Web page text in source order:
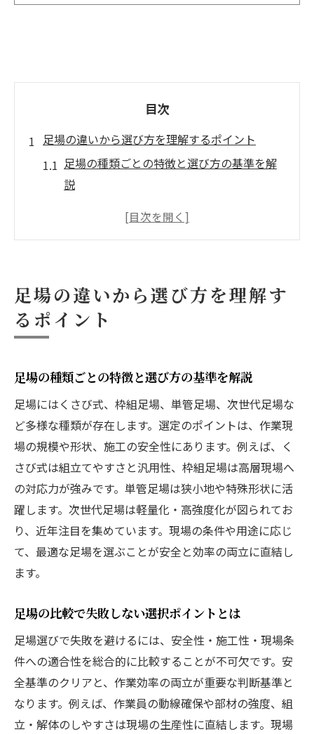
目次
足場の違いから選び方を理解するポイント
足場の種類ごとの特徴と選び方の基準を解
説
足場の比較で失敗しない選択ポイントとは
足場選びで押さえるべき最新動向と注意点
くさび式や枠組足場など種類ごとの特徴とは
較
足場 種類 一覧から見る各タイプの特徴分析
ビケ足場と次世代足場の違いを分かりやす
く解説
吊り足場など特殊な足場の特徴と使い方
足場の種類図解で理解する選択ポイント
現場に適した足場選びのコツと注意点
現場ごとに適した足場の施工法を徹底比較
足場 施工法の違いと現場別の選択基準を解
現場ごとに変わる足場組立のポイントを比
足場施工の効率化を図る最新技術の紹介
足場の種類による設置・解体手順の違い
足場作業の安全性を高める施工法の工夫
現場ごとに適した足場選びで作業効率向上
足場の違いから選び方を理解す
るポイント
足場の種類ごとの特徴と選び方の基準を解説
足場にはくさび式、枠組足場、単管足場、次世代足場な
ど多様な種類が存在します。選定のポイントは、作業現
場の規模や形状、施工の安全性にあります。例えば、く
さび式は組立てやすさと汎用性、枠組足場は高層現場へ
の対応力が強みです。単管足場は狭小地や特殊形状に活
躍します。次世代足場は軽量化・高強度化が図られてお
り、近年注目を集めています。現場の条件や用途に応じ
て、最適な足場を選ぶことが安全と効率の両立に直結し
ます。
足場の比較で失敗しない選択ポイントとは
足場選びで失敗を避けるには、安全性・施工性・現場条
件への適合性を総合的に比較することが不可欠です。安
全基準のクリアと、作業効率の両立が重要な判断基準と
なります。例えば、作業員の動線確保や部材の強度、組
立・解体のしやすさは現場の生産性に直結します。現場